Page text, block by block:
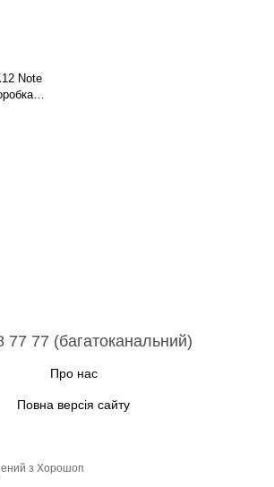
Note
ступ
77 77 (багатоканальний)
Про нас
Повна версія сайту
з Хорошоп